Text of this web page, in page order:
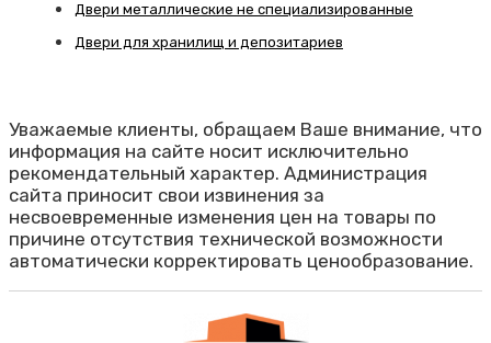
Двери металлические не специализированные
Двери для хранилищ и депозитариев
Уважаемые клиенты, обращаем Ваше внимание, что
информация на сайте носит исключительно
рекомендательный характер. Администрация
сайта приносит свои извинения за
несвоевременные изменения цен на товары по
причине отсутствия технической возможности
автоматически корректировать ценообразование.